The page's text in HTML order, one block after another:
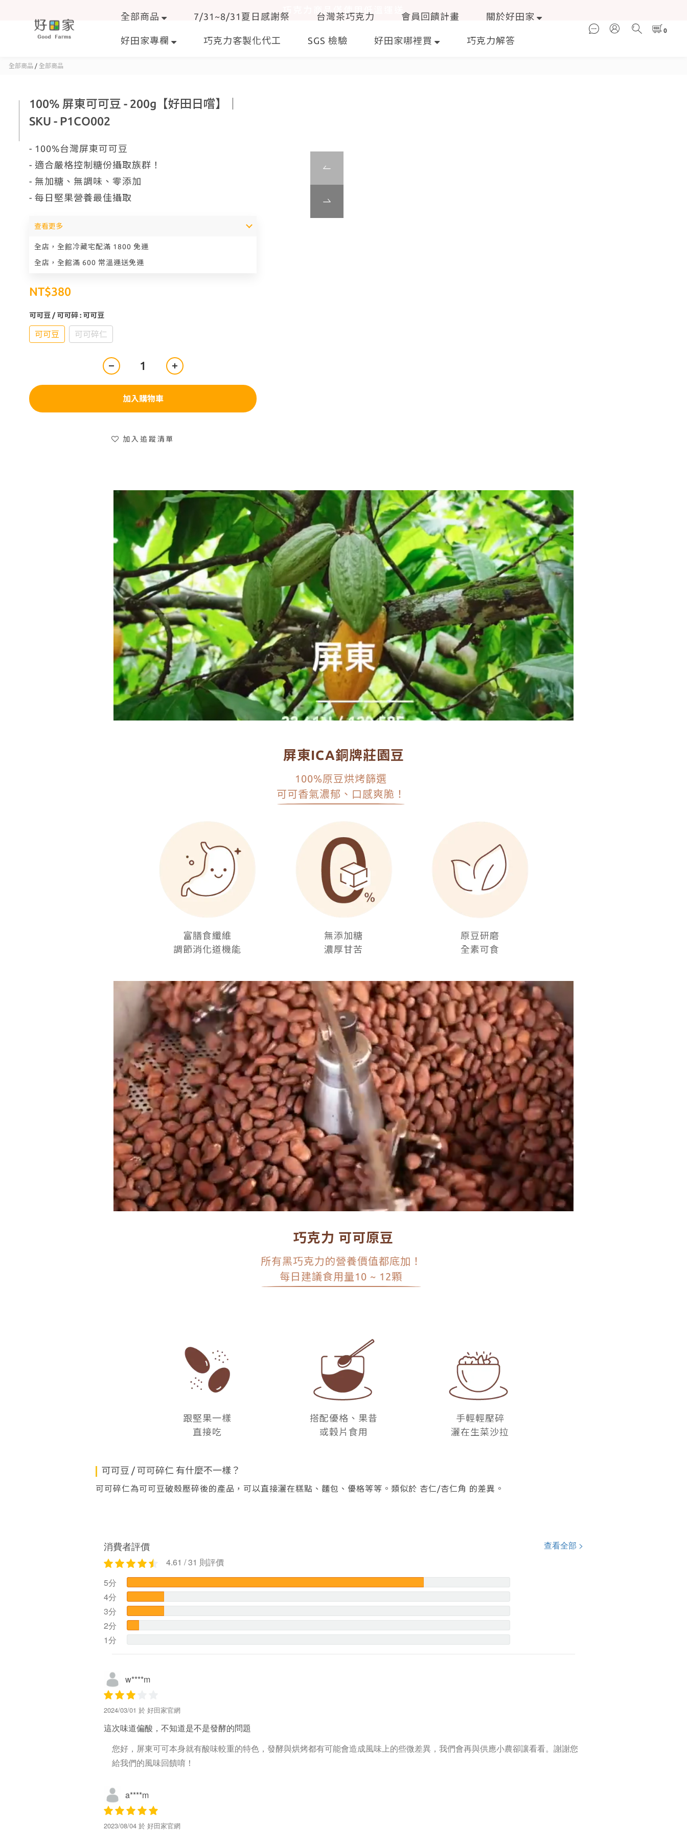
全部商品 7/31~8/31夏日感謝祭 台灣茶巧克力 會員回饋計畫 關於好田家
好田家專欄 巧克力客製化代工 SGS 檢驗 好田家哪裡買 巧克力解答
全部商品 / 全部商品
100% 屏東可可豆 - 200g【好田日嚐】｜
SKU - P1CO002
- 100%台灣屏東可可豆
- 適合嚴格控制糖份攝取族群！
- 無加糖、無調味、零添加
- 每日堅果營養最佳攝取
全店，全館冷藏宅配滿 1800 免運
全店，全館滿 600 常溫運送免運
查看更多
NT$380
可可豆 / 可可碎: 可可豆
可可豆 可可碎仁
加入購物車
加入追蹤清單
屏東ICA銅牌莊園豆
100%原豆烘烤篩選
可可香氣濃郁、口感爽脆！
富膳食纖維
調節消化道機能
無添加糖
濃厚甘苦
原豆研磨
全素可食
巧克力 可可原豆
所有黑巧克力的營養價值都底加！
每日建議食用量10 ~ 12顆
跟堅果一樣
直接吃
搭配優格、果昔
或穀片食用
手輕輕壓碎
灑在生菜沙拉
可可豆 / 可可碎仁 有什麼不一樣？
可可碎仁為可可豆破殼壓碎後的產品，可以直接灑在糕點、麵包、優格等等。類似於 杏仁/杏仁角 的差異。
巧克力商品僅使用低溫運送